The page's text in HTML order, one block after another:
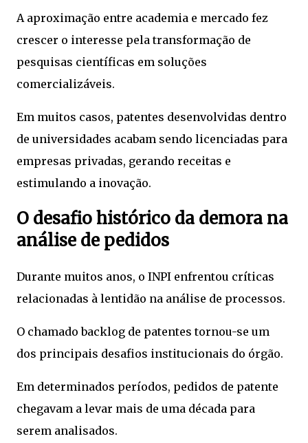
A aproximação entre academia e mercado fez
crescer o interesse pela transformação de
pesquisas científicas em soluções
comercializáveis.
Em muitos casos, patentes desenvolvidas dentro
de universidades acabam sendo licenciadas para
empresas privadas, gerando receitas e
estimulando a inovação.
O desafio histórico da demora na
análise de pedidos
Durante muitos anos, o INPI enfrentou críticas
relacionadas à lentidão na análise de processos.
O chamado backlog de patentes tornou-se um
dos principais desafios institucionais do órgão.
Em determinados períodos, pedidos de patente
chegavam a levar mais de uma década para
serem analisados.